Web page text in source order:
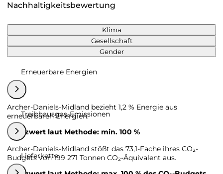
Nachhaltigkeitsbewertung
Klima
Gesellschaft
Gender
Erneuerbare Energien
Archer-Daniels-Midland bezieht 1,2 % Energie aus
erneuerbaren Energien.
Grenzwert laut Methode: min. 100 %
Treibhausgas-Emissionen
Archer-Daniels-Midland stößt das 73,1-Fache ihres CO₂-
Budgets von 199 271 Tonnen CO₂-Äquivalent aus.
Lieferkette